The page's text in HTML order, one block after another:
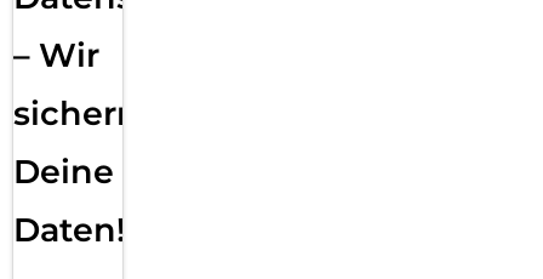
– Wir
sichern
Deine
Daten!